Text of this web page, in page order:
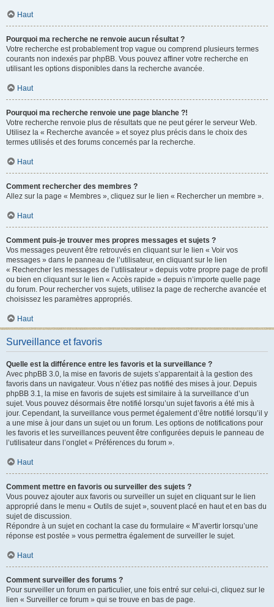
Haut
Pourquoi ma recherche ne renvoie aucun résultat ?
Votre recherche est probablement trop vague ou comprend plusieurs termes
courants non indexés par phpBB. Vous pouvez affiner votre recherche en
utilisant les options disponibles dans la recherche avancée.
Haut
Pourquoi ma recherche renvoie une page blanche ?!
Votre recherche renvoie plus de résultats que ne peut gérer le serveur Web.
Utilisez la « Recherche avancée » et soyez plus précis dans le choix des
termes utilisés et des forums concernés par la recherche.
Haut
Comment rechercher des membres ?
Allez sur la page « Membres », cliquez sur le lien « Rechercher un membre ».
Haut
Comment puis-je trouver mes propres messages et sujets ?
Vos messages peuvent être retrouvés en cliquant sur le lien « Voir vos
messages » dans le panneau de l’utilisateur, en cliquant sur le lien
« Rechercher les messages de l’utilisateur » depuis votre propre page de profil
ou bien en cliquant sur le lien « Accès rapide » depuis n’importe quelle page
du forum. Pour rechercher vos sujets, utilisez la page de recherche avancée et
choisissez les paramètres appropriés.
Haut
Surveillance et favoris
Quelle est la différence entre les favoris et la surveillance ?
Avec phpBB 3.0, la mise en favoris de sujets s’apparentait à la gestion des
favoris dans un navigateur. Vous n’étiez pas notifié des mises à jour. Depuis
phpBB 3.1, la mise en favoris de sujets est similaire à la surveillance d’un
sujet. Vous pouvez désormais être notifié lorsqu’un sujet favoris a été mis à
jour. Cependant, la surveillance vous permet également d’être notifié lorsqu’il y
a une mise à jour dans un sujet ou un forum. Les options de notifications pour
les favoris et les surveillances peuvent être configurées depuis le panneau de
l’utilisateur dans l’onglet « Préférences du forum ».
Haut
Comment mettre en favoris ou surveiller des sujets ?
Vous pouvez ajouter aux favoris ou surveiller un sujet en cliquant sur le lien
approprié dans le menu « Outils de sujet », souvent placé en haut et en bas du
sujet de discussion.
Répondre à un sujet en cochant la case du formulaire « M’avertir lorsqu’une
réponse est postée » vous permettra également de surveiller le sujet.
Haut
Comment surveiller des forums ?
Pour surveiller un forum en particulier, une fois entré sur celui-ci, cliquez sur le
lien « Surveiller ce forum » qui se trouve en bas de page.